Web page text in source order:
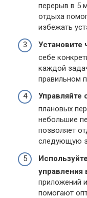
перерыв в 5
отдыха
избежать
Установите
себе
каждой
правильном
Управляйте
плановых
небольшие
позволяет
следующую
управления
приложений
помогают